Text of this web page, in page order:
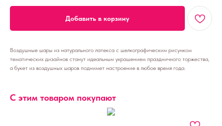
Добавить в корзину
Воздушные шары из натурального латекса с шелкографическим рисунком
тематических дизайнов станут идеальным украшением праздничного торжества,
а букет из воздушных шаров поднимет настроение в любое время года.
С этим товаром покупают